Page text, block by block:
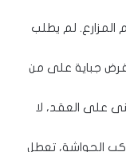
لم يطلب
تفرض جباية على من
على العقد، لا
لا تواكب الحواشة، تعطل